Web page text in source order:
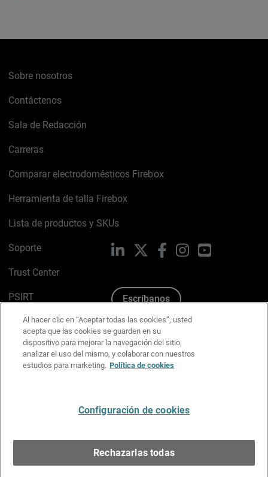
Sobre nosotros
Contáctenos
Sala de Redacción
Carreras
Comparar electrodomésticos Firebox
Herramienta de talla Firebox
Lista de productos y SKUs
Soporte
Trust Center
PSIRT
Política de cookies
Política de privacidad
Kit de medios y marca
LinkedIn FacebookInstagramYouTube
Escríbanos
Al hacer clic en “Aceptar todas las cookies”, usted
acepta que las cookies se guarden en su
dispositivo para mejorar la navegación del sitio,
analizar el uso del mismo, y colaborar con nuestros
estudios para marketing. Política de cookies
Configuración de cookies
Rechazarlas todas